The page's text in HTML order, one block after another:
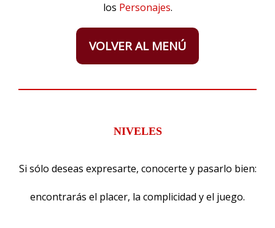
los Personajes.
VOLVER AL MENÚ
NIVELES
Si sólo deseas expresarte, conocerte y pasarlo bien:
encontrarás el placer, la complicidad y el juego.